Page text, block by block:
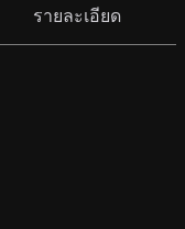
รายละเอียด